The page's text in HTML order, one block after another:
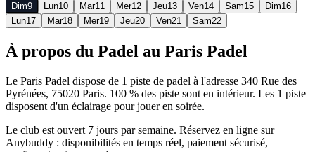
Dim9 Lun10 Mar11 Mer12 Jeu13 Ven14 Sam15 Dim16
Lun17 Mar18 Mer19 Jeu20 Ven21 Sam22
À propos du Padel au Paris Padel
Le Paris Padel dispose de 1 piste de padel à l'adresse 340 Rue des
Pyrénées, 75020 Paris. 100 % des piste sont en intérieur. Les 1 piste
disposent d'un éclairage pour jouer en soirée.
Le club est ouvert 7 jours par semaine. Réservez en ligne sur
Anybuddy : disponibilités en temps réel, paiement sécurisé,